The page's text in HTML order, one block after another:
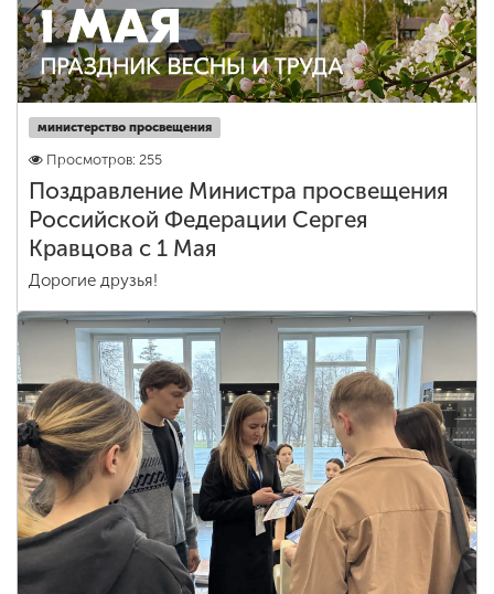
министерство просвещения
Просмотров: 255
Поздравление Министра просвещения
Российской Федерации Сергея
Кравцова с 1 Мая
Дорогие друзья!